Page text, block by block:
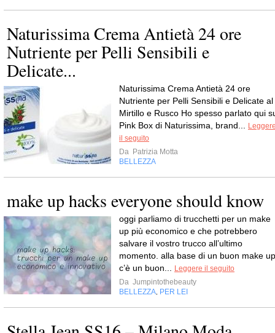
Naturissima Crema Antietà 24 ore
Nutriente per Pelli Sensibili e
Delicate...
Naturissima Crema Antietà 24 ore
Nutriente per Pelli Sensibili e Delicate al
Mirtillo e Rusco Ho spesso parlato qui
Pink Box di Naturissima, brand...
il seguito
Da Patrizia Motta
BELLEZZA
make up hacks everyone should know
oggi parliamo di trucchetti per un make
up più economico e che potrebbero
salvare il vostro trucco all’ultimo
momento. alla base di un buon make up
c’è un buon...
Leggere il seguito
Da Jumpintothebeauty
BELLEZZA PER LEI